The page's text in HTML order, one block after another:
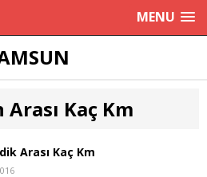
MENU
Kaç Km
Arası Kaç Km